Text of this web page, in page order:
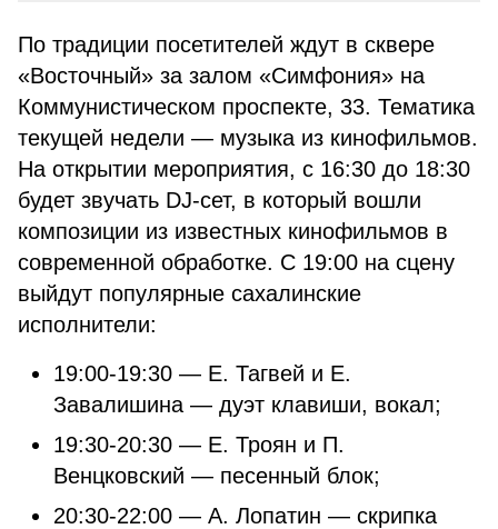
По традиции посетителей ждут в сквере
«Восточный» за залом «Симфония» на
Коммунистическом проспекте, 33. Тематика
текущей недели — музыка из кинофильмов.
На открытии мероприятия, с 16:30 до 18:30
будет звучать DJ-сет, в который вошли
композиции из известных кинофильмов в
современной обработке. С 19:00 на сцену
выйдут популярные сахалинские
исполнители:
19:00-19:30 — Е. Тагвей и Е.
Завалишина — дуэт клавиши, вокал;
19:30-20:30 — Е. Троян и П.
Венцковский — песенный блок;
20:30-22:00 — А. Лопатин — скрипка